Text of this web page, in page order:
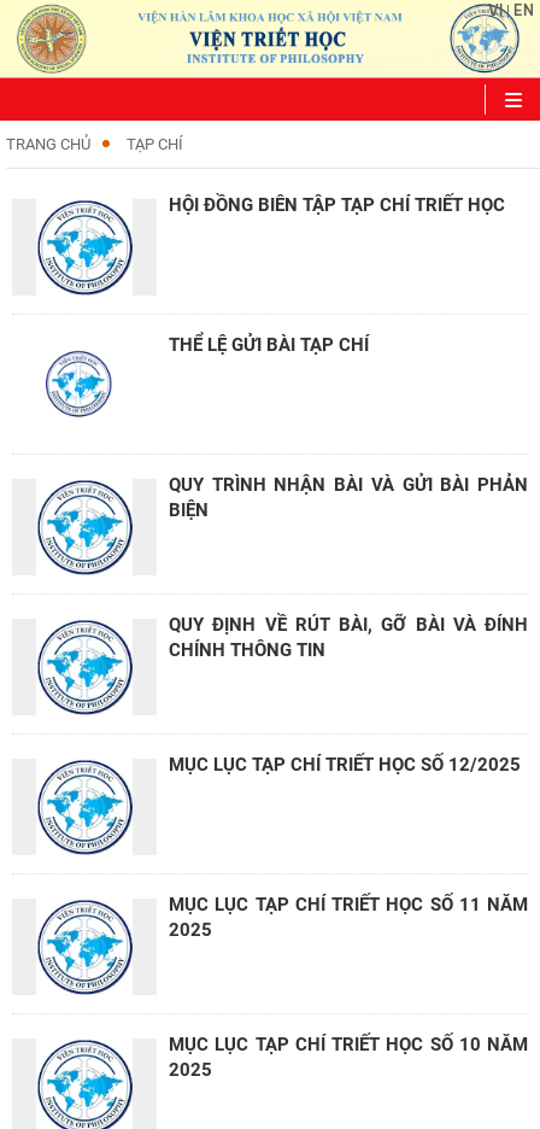
VI| EN
TRANG CHỦ TẠP CHÍ
HỘI ĐỒNG BIÊN TẬP TẠP CHÍ TRIẾT HỌC
THỂ LỆ GỬI BÀI TẠP CHÍ ​
QUY TRÌNH NHẬN BÀI VÀ GỬI BÀI PHẢN
BIỆN ​
QUY ĐỊNH VỀ RÚT BÀI, GỠ BÀI VÀ ĐÍNH
CHÍNH THÔNG TIN
MỤC LỤC TẠP CHÍ TRIẾT HỌC SỐ 12/2025
MỤC LỤC TẠP CHÍ TRIẾT HỌC SỐ 11 NĂM
2025
MỤC LỤC TẠP CHÍ TRIẾT HỌC SỐ 10 NĂM
2025